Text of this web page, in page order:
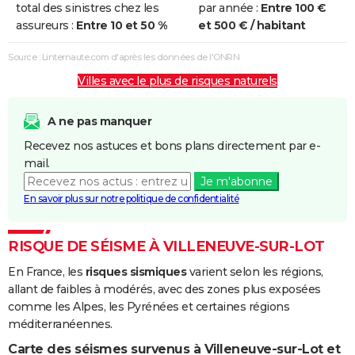
et/ou
Coulées de
Boue
Inondations
Coulées de
13/06/2015 13/06/2015 1 j
Inondations
et/ou
Coulées de
24/01/2009 27/01/2009 4 j
Inondations
et/ou
Coulées de
Boue
Inondations
05/12/2003 09/12/2003 5 j Non
total des sinistres chez les
assureurs : Entre 10 et 50 %
par année : Entre 100 €
et 500 € / habitant
Source : Linternaute.com d'après les données de l'ONRN
Villes avec le plus de risques naturels
A ne pas manquer
Recevez nos astuces et bons plans directement par e-
mail.
Je m'abonne
En savoir plus sur notre politique de confidentialité
RISQUE DE SÉISME À VILLENEUVE-SUR-LOT
En France, les risques sismiquesvarient selon les régions,
allant de faibles à modérés, avec des zones plus exposées
comme les Alpes, les Pyrénées et certaines régions
méditerranéennes.
Carte des séismes survenus à Villeneuve-sur-Lot et